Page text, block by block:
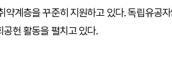
약계층을 꾸준히 지원하고 있다. 독립유공
헌 활동을 펼치고 있다.